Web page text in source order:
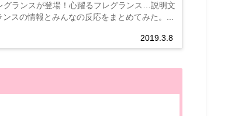
2019.3.8
グランスが登場！心躍るフレグランス…説明文
スの情報とみんなの反応をまとめてみた。...